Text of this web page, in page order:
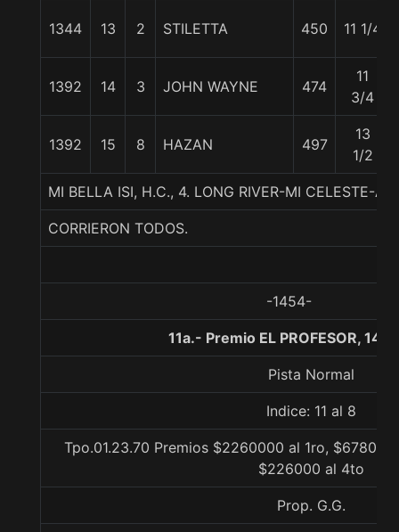
1344 13 2 STILETTA 450 11 1/4
1392 14 3 JOHN WAYNE 474
11
3/4
1392 15 8 HAZAN 497
13
1/2
MI BELLA ISI, H.C., 4. LONG RIVER-MI CELESTE-
CORRIERON TODOS.
-1454-
11a.- Premio EL PROFESOR,
Pista Normal
Indice: 11 al 8
Tpo.01.23.70 Premios $2260000 al 1ro,
$226000 al 4to
Prop. G.G.